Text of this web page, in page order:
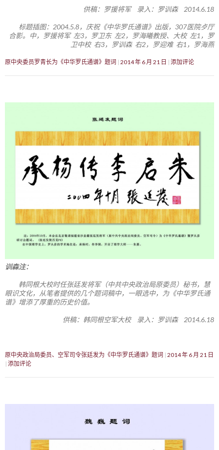
供稿：罗援将军 录入：罗训森 2014.6.18
标题插图：2004.5.8，庆祝《中华罗氏通谱》出版，307医院歺厅
合影。中，罗援将军 左3，罗卫东 左2，罗海曦教授、大校 左1，罗
卫中校 右3，罗训森 右2，罗迎难 右1，罗海燕
原中央委员罗青长为《中华罗氏通谱》题词 2014 年 6 月 21 日 添加评论
训森注：
韩同根大校时任张廷发将军（中共中央政治局原委员）秘书，慧
眼识文化，从笔者提供的几个题词稿中，一眼选中，为《中华罗氏通
谱》增添了厚重的历史价值。
供稿：韩同根空军大校 录入：罗训森 2014.6.18
原中央政治局委员、空军司令张廷发为《中华罗氏通谱》题词 2014 年 6 月 21 日
添加评论